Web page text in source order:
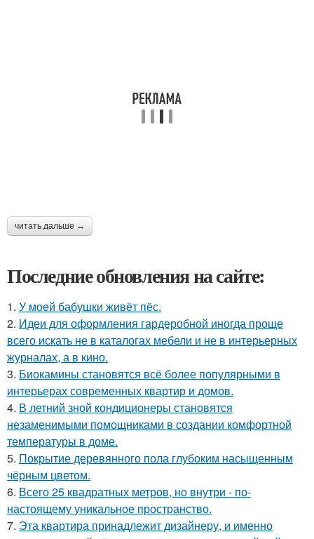
читать дальше →
Последние обновления на сайте:
1. У моей бабушки живёт пёс.
2. Идеи для оформления гардеробной иногда проще
всего искать не в каталогах мебели и не в интерьерных
журналах, а в кино.
3. Биокамины становятся всё более популярными в
интерьерах современных квартир и домов.
4. В летний зной кондиционеры становятся
незаменимыми помощниками в создании комфортной
температуры в доме.
5. Покрытие деревянного пола глубоким насыщенным
чёрным цветом.
6. Всего 25 квадратных метров, но внутри - по-
настоящему уникальное пространство.
7. Эта квартира принадлежит дизайнеру, и именно